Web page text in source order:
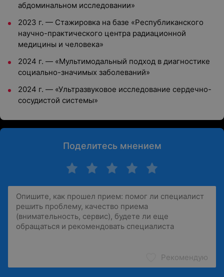
абдоминальном исследовании»
2023 г. — Стажировка на базе «Республиканского
научно-практического центра радиационной
медицины и человека»
2024 г. — «Мультимодальный подход в диагностике
социально-значимых заболеваний»
2024 г. — «Ультразвуковое исследование сердечно-
сосудистой системы»
Поделитесь мнением
Рекомендую